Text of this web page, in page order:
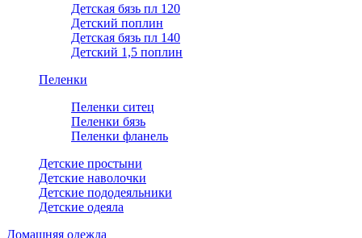
Детская бязь пл 120
Детский поплин
Детская бязь пл 140
Детский 1,5 поплин
Пеленки
Пеленки ситец
Пеленки бязь
Пеленки фланель
Детские простыни
Детские наволочки
Детские пододеяльники
Детские одеяла
Домашняя одежда